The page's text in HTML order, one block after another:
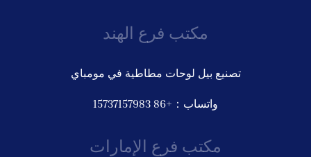
مكتب فرع الهند
تصنيع بيل لوحات مطاطية في مومباي
واتساب：+86 15737157983
مكتب فرع الإمارات